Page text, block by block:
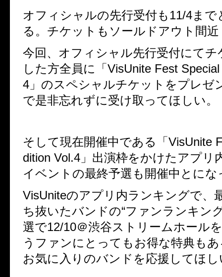
オフィシャルの先行受付も11/4まで
る。チケットもソールドアウト間近
今回、オフィシャル先行受付にてチ
した方全員に「 VisUnite Fest
4 」のスペシャルチケットをプレゼ
で是非忘れずに受け取ってほしい。
そして現在開催中である「 VisUnite
dition Vol.4 」出演枠をかけたアプリ
イベントの最終予選も開催中とにな
VisUniteのアプリ内ランキングで、
ち抜いたバンドの“ファンランキン
選で12/10＠渋谷ストリームホール
うファンにとってもお得な特典も
お気に入りのバンドを応援してほし